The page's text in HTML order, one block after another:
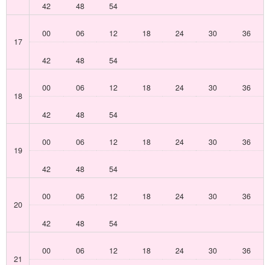
42 48 54
17
00 06 12 18 24 30 36
42 48 54
18
00 06 12 18 24 30 36
42 48 54
19
00 06 12 18 24 30 36
42 48 54
20
00 06 12 18 24 30 36
42 48 54
21
00 06 12 18 24 30 36